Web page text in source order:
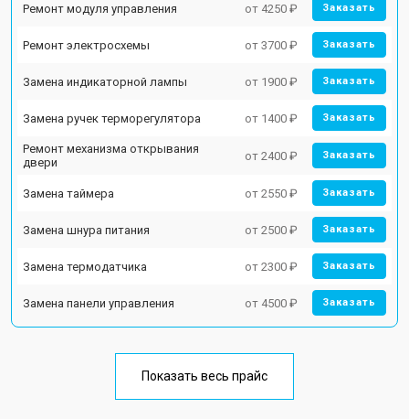
Ремонт модуля управления от 4250 ₽ Заказать
Ремонт электросхемы от 3700 ₽ Заказать
Замена индикаторной лампы от 1900 ₽ Заказать
Замена ручек терморегулятора от 1400 ₽ Заказать
Ремонт механизма открывания
двери
от 2400 ₽ Заказать
Замена таймера от 2550 ₽ Заказать
Замена шнура питания от 2500 ₽ Заказать
Замена термодатчика от 2300 ₽ Заказать
Замена панели управления от 4500 ₽ Заказать
Показать весь прайс